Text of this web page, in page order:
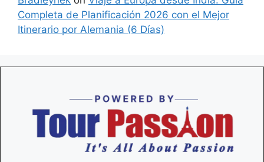
Completa de Planificación 2026 con el Mejor
Itinerario por Alemania (6 Días)